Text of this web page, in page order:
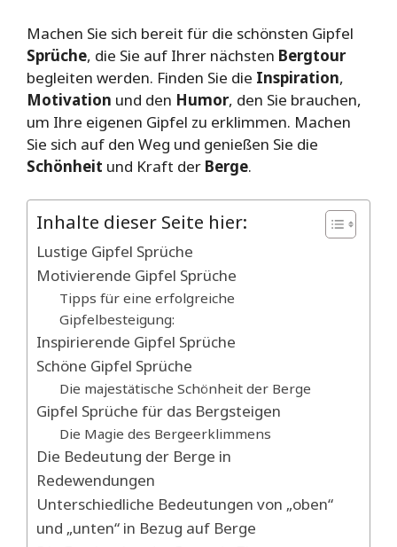
Machen Sie sich bereit für die schönsten Gipfel
Sprüche, die Sie auf Ihrer nächsten Bergtour
begleiten werden. Finden Sie die Inspiration,
Motivation und den Humor, den Sie brauchen,
um Ihre eigenen Gipfel zu erklimmen. Machen
Sie sich auf den Weg und genießen Sie die
Schönheit und Kraft der Berge.
Inhalte dieser Seite hier:
Lustige Gipfel Sprüche
Motivierende Gipfel Sprüche
Tipps für eine erfolgreiche
Gipfelbesteigung:
Inspirierende Gipfel Sprüche
Schöne Gipfel Sprüche
Die majestätische Schönheit der Berge
Gipfel Sprüche für das Bergsteigen
Die Magie des Bergeerklimmens
Die Bedeutung der Berge in
Redewendungen
Unterschiedliche Bedeutungen von „oben“
und „unten“ in Bezug auf Berge